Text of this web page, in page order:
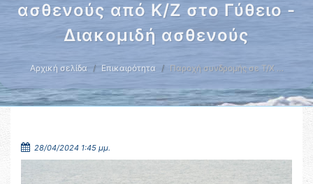
ασθενούς από Κ/Ζ στο Γύθειο -
Διακομιδή ασθενούς
Αρχική σελίδα Επικαιρότητα Παροχή συνδρομής σε Τ/Χ …
28/04/2024 1:45 μμ.